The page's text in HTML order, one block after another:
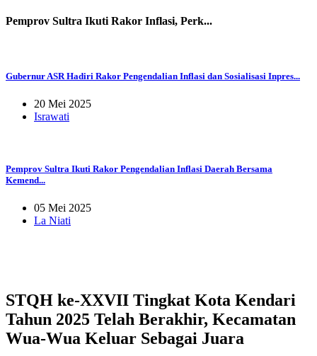
Pemprov Sultra Ikuti Rakor Inflasi, Perk...
Gubernur ASR Hadiri Rakor Pengendalian Inflasi dan Sosialisasi Inpres...
20 Mei 2025
Israwati
Pemprov Sultra Ikuti Rakor Pengendalian Inflasi Daerah Bersama
Kemend...
05 Mei 2025
La Niati
STQH ke-XXVII Tingkat Kota Kendari
Tahun 2025 Telah Berakhir, Kecamatan
Wua-Wua Keluar Sebagai Juara